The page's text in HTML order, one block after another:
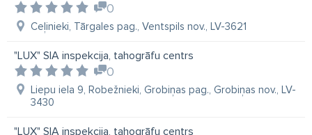
0
Ceļinieki, Tārgales pag., Ventspils nov., LV-3621
"LUX" SIA inspekcija, tahogrāfu centrs
0
Liepu iela 9, Robežnieki, Grobiņas pag., Grobiņas nov., LV-
3430
"LUX" SIA inspekcija, tahogrāfu centrs